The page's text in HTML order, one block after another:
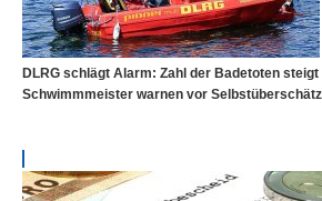
DLRG schlägt Alarm: Zahl der Badetoten
Schwimmmeister warnen vor